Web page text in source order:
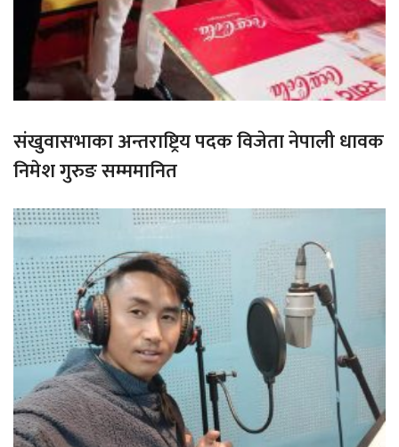
संखुवासभाका अन्तराष्ट्रिय पदक विजेता नेपाली धावक
निमेश गुरुङ सम्ममानित